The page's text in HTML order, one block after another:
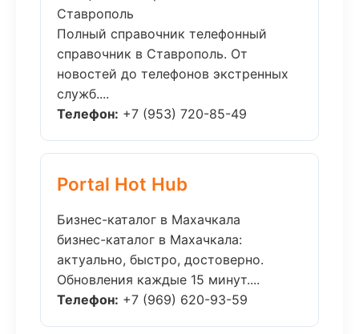
Ставрополь
Полный справочник телефонный
справочник в Ставрополь. От
новостей до телефонов экстренных
служб....
Телефон: +7 (953) 720-85-49
Portal Hot Hub
Бизнес-каталог в Махачкала
бизнес-каталог в Махачкала:
актуально, быстро, достоверно.
Обновления каждые 15 минут....
Телефон: +7 (969) 620-93-59